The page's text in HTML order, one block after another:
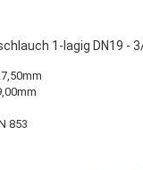
1-lagig DN19 -
853